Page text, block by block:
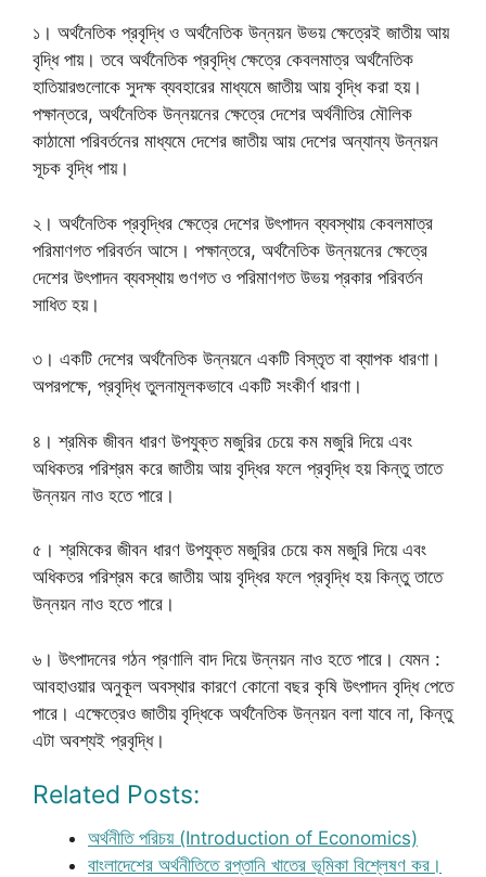
১। অর্থনৈতিক প্রবৃদ্ধি ও অর্থনৈতিক উন্নয়ন উভয় ক্ষেত্রেই জাতীয় আয়
বৃদ্ধি পায়। তবে অর্থনৈতিক প্রবৃদ্ধি ক্ষেত্রে কেবলমাত্র অর্থনৈতিক
হাতিয়ারগুলোকে সুদক্ষ ব্যবহারের মাধ্যমে জাতীয় আয় বৃদ্ধি করা হয়।
পক্ষান্তরে, অর্থনৈতিক উন্নয়নের ক্ষেত্রে দেশের অর্থনীতির মৌলিক
কাঠামো পরিবর্তনের মাধ্যমে দেশের জাতীয় আয় দেশের অন্যান্য উন্নয়ন
সূচক বৃদ্ধি পায়।
২। অর্থনৈতিক প্রবৃদ্ধির ক্ষেত্রে দেশের উৎপাদন ব্যবস্থায় কেবলমাত্র
পরিমাণগত পরিবর্তন আসে। পক্ষান্তরে, অর্থনৈতিক উন্নয়নের ক্ষেত্রে
দেশের উৎপাদন ব্যবস্থায় গুণগত ও পরিমাণগত উভয় প্রকার পরিবর্তন
সাধিত হয়।
৩। একটি দেশের অর্থনৈতিক উন্নয়নে একটি বিস্তৃত বা ব্যাপক ধারণা।
অপরপক্ষে, প্রবৃদ্ধি তুলনামূলকভাবে একটি সংকীর্ণ ধারণা।
৪। শ্রমিক জীবন ধারণ উপযুক্ত মজুরির চেয়ে কম মজুরি দিয়ে এবং
অধিকতর পরিশ্রম করে জাতীয় আয় বৃদ্ধির ফলে প্রবৃদ্ধি হয় কিন্তু তাতে
উন্নয়ন নাও হতে পারে।
৫। শ্রমিকের জীবন ধারণ উপযুক্ত মজুরির চেয়ে কম মজুরি দিয়ে এবং
অধিকতর পরিশ্রম করে জাতীয় আয় বৃদ্ধির ফলে প্রবৃদ্ধি হয় কিন্তু তাতে
উন্নয়ন নাও হতে পারে।
৬। উৎপাদনের গঠন প্রণালি বাদ দিয়ে উন্নয়ন নাও হতে পারে। যেমন :
আবহাওয়ার অনুকূল অবস্থার কারণে কোনো বছর কৃষি উৎপাদন বৃদ্ধি পেতে
পারে। এক্ষেত্রেও জাতীয় বৃদ্ধিকে অর্থনৈতিক উন্নয়ন বলা যাবে না, কিন্তু
এটা অবশ্যই প্রবৃদ্ধি।
Related Posts:
অর্থনীতি পরিচয় (Introduction of Economics)
বাংলাদেশের অর্থনীতিতে রপ্তানি খাতের ভূমিকা বিশ্লেষণ কর।